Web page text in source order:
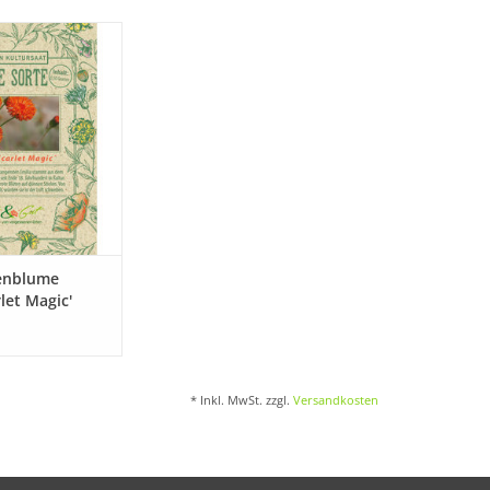
unsere seltene,
in Vergessenheit
ist!
HINZUFÜGEN
Magic'
* Inkl. MwSt. zzgl. Versandkosten